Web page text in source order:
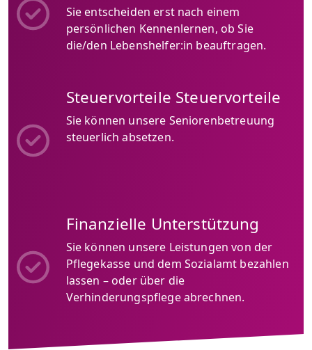
Sie entscheiden erst nach einem
persönlichen Kennenlernen, ob Sie
die/den Lebenshelfer:in beauftragen.
Steuervorteile Steuervorteile
Sie können unsere Seniorenbetreuung
steuerlich absetzen.
Finanzielle Unterstützung
Sie können unsere Leistungen von der
Pflegekasse und dem Sozialamt bezahlen
lassen – oder über die
Verhinderungspflege abrechnen.